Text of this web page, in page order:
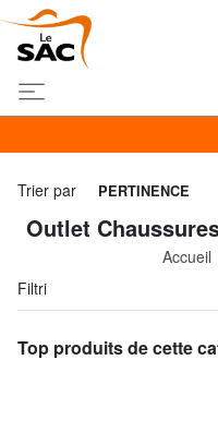
Trier par PERTINENCE
Outlet
Accueil
Filtri
Top produits de cette